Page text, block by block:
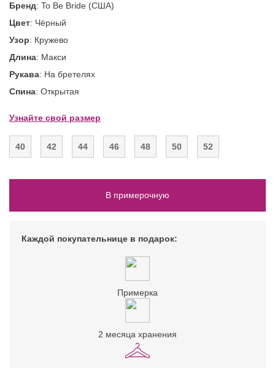
Бренд: To Be Bride (США)
Цвет: Чёрный
Узор: Кружево
Длина: Макси
Рукава: На бретелях
Спина: Открытая
Узнайте свой размер
40 42 44 46 48 50 52
В примерочную
Каждой покупательнице в подарок:
Примерка
2 месяца хранения